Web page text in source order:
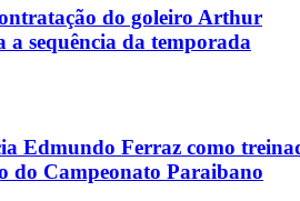
do goleiro Arthur
sequência da temporada
Edmundo Ferraz como
do Campeonato Paraibano